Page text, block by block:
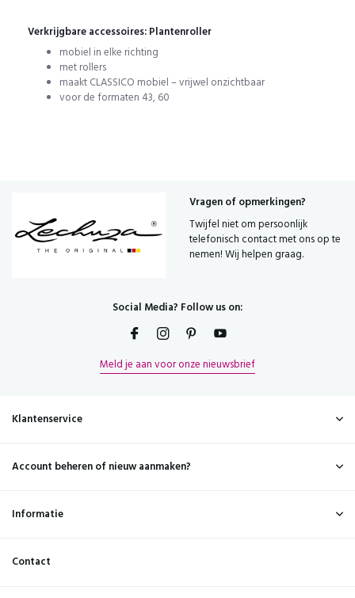
Verkrijgbare accessoires: Plantenroller
mobiel in elke richting
met rollers
maakt CLASSICO mobiel – vrijwel onzichtbaar
voor de formaten 43, 60
Vragen of opmerkingen?
Twijfel niet om persoonlijk
telefonisch contact met ons op te
nemen! Wij helpen graag.
Social Media? Follow us on:
Meld je aan voor onze nieuwsbrief
Klantenservice
Account beheren of nieuw aanmaken?
Informatie
Contact